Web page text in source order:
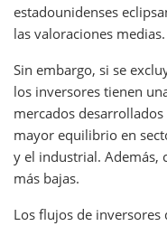
estadounidenses
las valoraciones medias.
Sin embargo, si se
los inversores tienen
mercados
mayor equilibrio en
y el industrial. Además,
más bajas.
Los flujos de